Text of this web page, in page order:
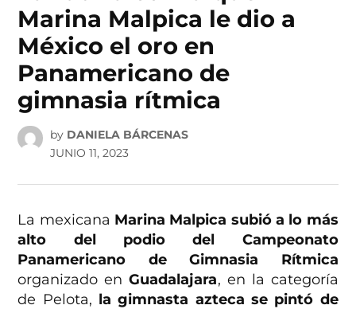
Marina Malpica le dio a
México el oro en
Panamericano de
gimnasia rítmica
by DANIELA BÁRCENAS
JUNIO 11, 2023
La mexicana Marina Malpica subió a lo más
alto del podio del Campeonato
Panamericano de Gimnasia Rítmica
organizado en Guadalajara, en la categoría
de Pelota, la gimnasta azteca se pintó de